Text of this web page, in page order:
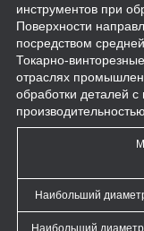
инструментов при
Поверхности
посредством
Токарно-
отраслях
обработки деталей с
Наибольший
Наибольший